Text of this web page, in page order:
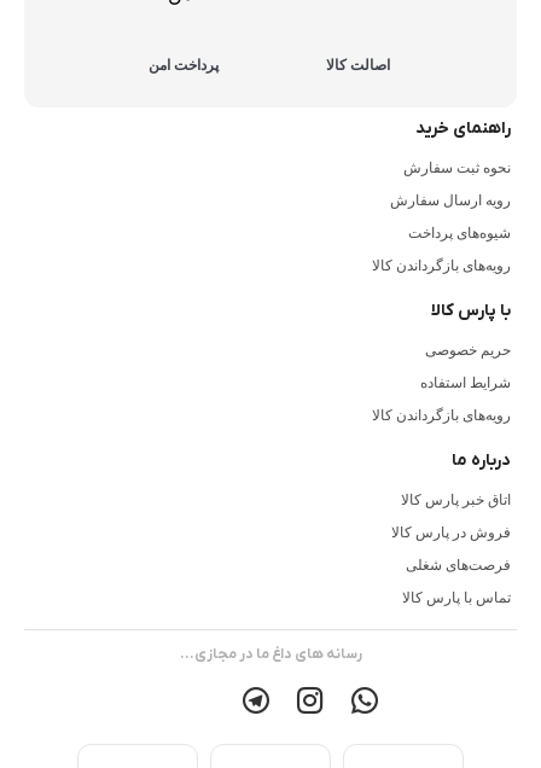
اصالت کالا پرداخت امن
راهنمای خرید
نحوه ثبت سفارش
رویه ارسال سفارش
شیوه‌های پرداخت
رویه‌های بازگرداندن کالا
با پارس کالا
حریم خصوصی
شرایط استفاده
رویه‌های بازگرداندن کالا
درباره ما
اتاق خبر پارس کالا
فروش در پارس کالا
فرصت‌های شغلی
تماس با پارس کالا
رسانه های داغ ما در مجازی...